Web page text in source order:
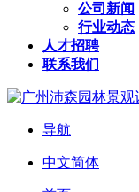
公司新闻
行业动态
人才招聘
联系我们
导航
中文简体